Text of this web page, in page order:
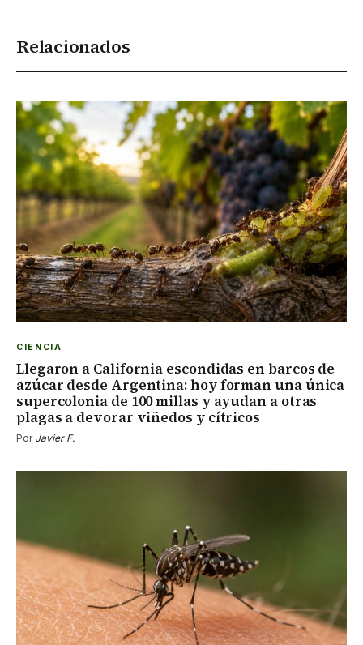
Relacionados
CIENCIA
Llegaron a California escondidas en barcos de
azúcar desde Argentina: hoy forman una única
supercolonia de 100 millas y ayudan a otras
plagas a devorar viñedos y cítricos
Por Javier F.